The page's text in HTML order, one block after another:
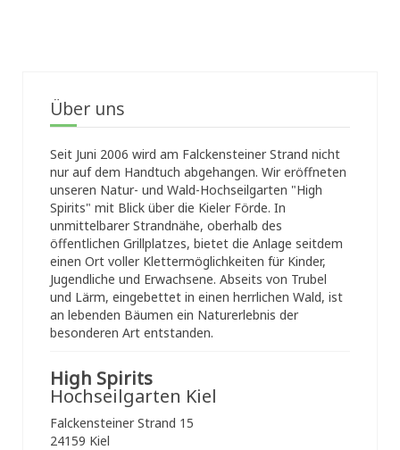
Über uns
Seit Juni 2006 wird am Falckensteiner Strand nicht
nur auf dem Handtuch abgehangen. Wir eröffneten
unseren Natur- und Wald-Hochseilgarten "High
Spirits" mit Blick über die Kieler Förde. In
unmittelbarer Strandnähe, oberhalb des
öffentlichen Grillplatzes, bietet die Anlage seitdem
einen Ort voller Klettermöglichkeiten für Kinder,
Jugendliche und Erwachsene. Abseits von Trubel
und Lärm, eingebettet in einen herrlichen Wald, ist
an lebenden Bäumen ein Naturerlebnis der
besonderen Art entstanden.
High Spirits
Hochseilgarten Kiel
Falckensteiner Strand 15
24159 Kiel